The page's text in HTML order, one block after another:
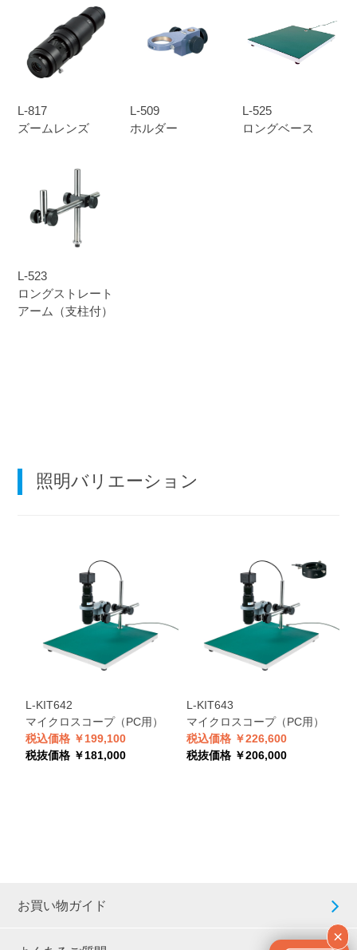
L-817
ズームレンズ
L-509
ホルダー
L-525
ロングベース
L-523
ロングストレート
アーム（支柱付）
×
照明バリエーション
L-KIT642
マイクロスコープ（PC用）
税込価格 ￥199,100
税抜価格 ￥181,000
L-KIT643
マイクロスコープ（PC用）
税込価格 ￥226,600
税抜価格 ￥206,000
お買い物ガイド